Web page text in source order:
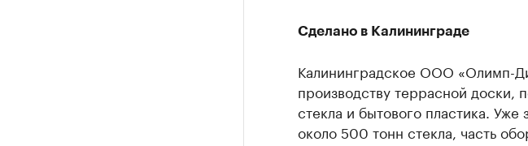
Сделано в Калининграде
Калининградское ООО «Олимп-
производству террасной доски,
стекла и бытового пластика.
около 500 тонн стекла, часть